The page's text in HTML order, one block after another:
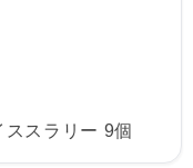
スラリー 9個